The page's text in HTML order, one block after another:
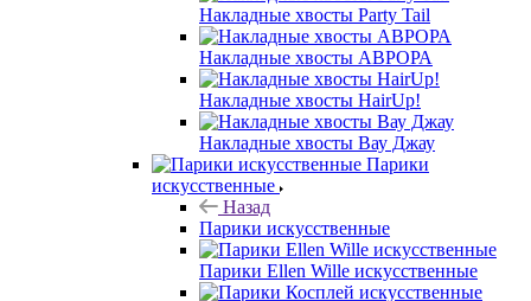
Накладные хвосты Party Tail
Накладные хвосты АВРОРА
Накладные хвосты HairUp!
Накладные хвосты Вау Джау
Парики
искусственные
Назад
Парики искусственные
Парики Ellen Wille искусственные